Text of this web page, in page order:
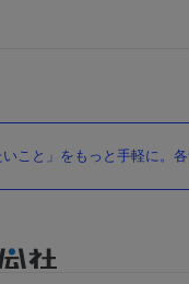
こと」をもっと手軽に。